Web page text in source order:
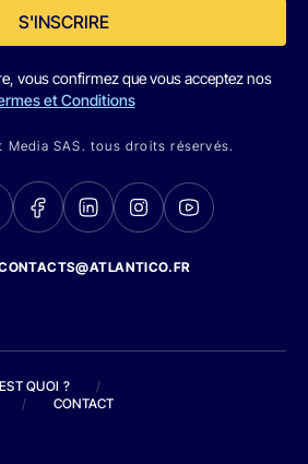
S'INSCRIRE
vous confirmez que vous acceptez nos
et Conditions
Media SAS. tous droits réservés.
QUOI ?
/
/ CONTACT